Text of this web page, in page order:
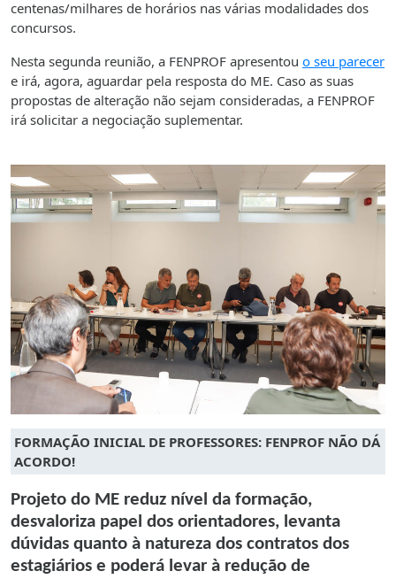
centenas/milhares de horários nas várias modalidades dos
concursos.
Nesta segunda reunião, a FENPROF apresentou o seu parecer
e irá, agora, aguardar pela resposta do ME. Caso as suas
propostas de alteração não sejam consideradas, a FENPROF
irá solicitar a negociação suplementar.
FORMAÇÃO INICIAL DE PROFESSORES: FENPROF NÃO DÁ
ACORDO!
Projeto do ME reduz nível da formação,
desvaloriza papel dos orientadores, levanta
dúvidas quanto à natureza dos contratos dos
estagiários e poderá levar à redução de